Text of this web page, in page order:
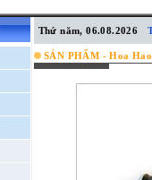
Thứ năm, 06.08.2026
SẢN PHẨM - Hoa